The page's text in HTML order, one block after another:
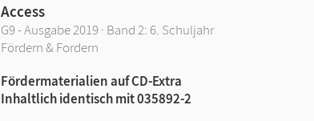
Access
G9 - Ausgabe 2019 · Band 2: 6. Schuljahr
Fördern & Fordern
Fördermaterialien auf CD-Extra
Inhaltlich identisch mit 035892-2